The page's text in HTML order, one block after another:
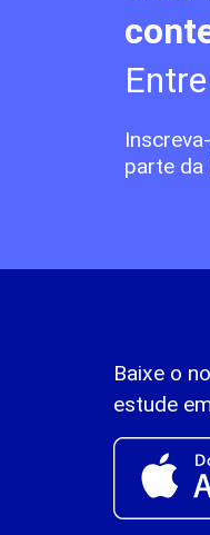
parte da
Baixe o
estude